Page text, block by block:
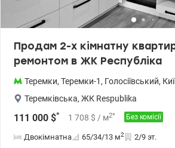
Продам 2-х кімнатну
ремонтом в ЖК Республіка
Теремки, Теремки-1 , Голосіївський,
Теремківська, ЖК Respublika
111 000 $* 1 708 $ / м2* Без комісії
Двокімнатна 65/34/13 м2 2/9 эт.